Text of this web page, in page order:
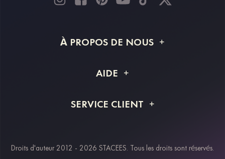
À PROPOS DE NOUS
Livraison
AIDE
Retour et remboursement
SERVICE CLIENT
Modes de paiement
Droits d'auteur 2012 - 2026 STACEES. Tous les droits sont réservés.